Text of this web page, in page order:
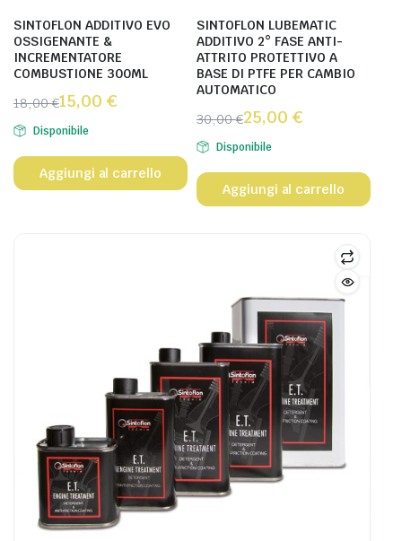
SINTOFLON ADDITIVO EVO
OSSIGENANTE &
INCREMENTATORE
COMBUSTIONE 300ML
18,00€15,00 €
Disponibile
Aggiungi al carrello
SINTOFLON LUBEMATIC
ADDITIVO 2° FASE ANTI-
ATTRITO PROTETTIVO A
BASE DI PTFE PER CAMBIO
AUTOMATICO
30,00€25,00 €
Disponibile
Aggiungi al carrello